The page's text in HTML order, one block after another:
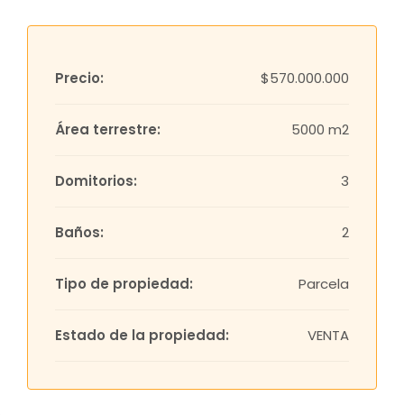
Precio: $570.000.000
Área terrestre: 5000 m2
Domitorios: 3
Baños: 2
Tipo de propiedad: Parcela
Estado de la propiedad: VENTA